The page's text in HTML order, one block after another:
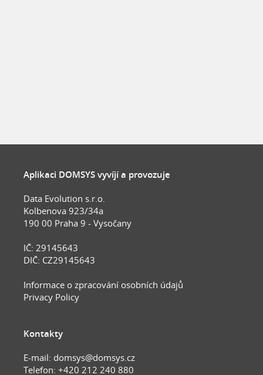
Aplikaci DOMSYS vyvíjí a provozuje
Data Evolution s.r.o.
Kolbenova 923/34a
190 00 Praha 9 - Vysočany
IČ: 29145643
DIČ: CZ29145643
Informace o zpracování osobních údajů
Privacy Policy
Kontakty
E-mail: domsys@domsys.cz
Telefon: +420 212 240 880